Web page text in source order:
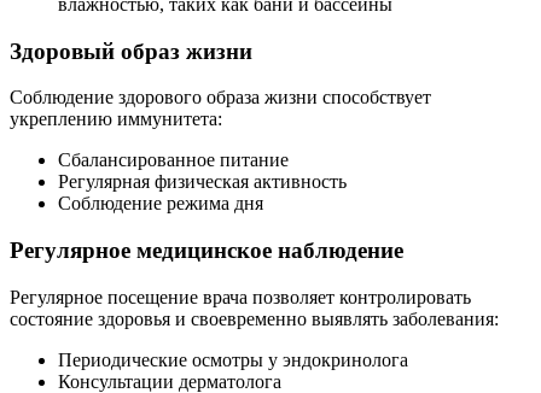
Здоровый образ жизни
Соблюдение здорового образа жизни способствует
укреплению иммунитета:
Сбалансированное питание
Регулярная физическая активность
Соблюдение режима дня
Регулярное медицинское наблюдение
Регулярное посещение врача позволяет контролировать
состояние здоровья и своевременно выявлять заболевания:
Периодические осмотры у эндокринолога
Консультации дерматолога